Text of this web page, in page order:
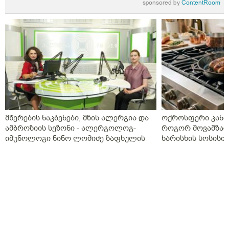
sponsored byContentRoom
მწერების ნაკბენები, მზის ალერგია და
ამბროზიის სეზონი - ალერგოლოგ-
იმუნოლოგი ნინო ლომიძე ზაფხულის
ოქროსფერი კანი
როგორ
ხარისხის სოსისი